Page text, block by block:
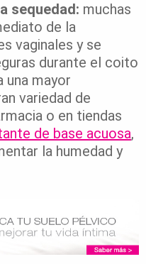
sequedad: muchas
de la
vaginales y se
durante el coito
una mayor
variedad de
o en tiendas
de base acuosa,
la humedad y